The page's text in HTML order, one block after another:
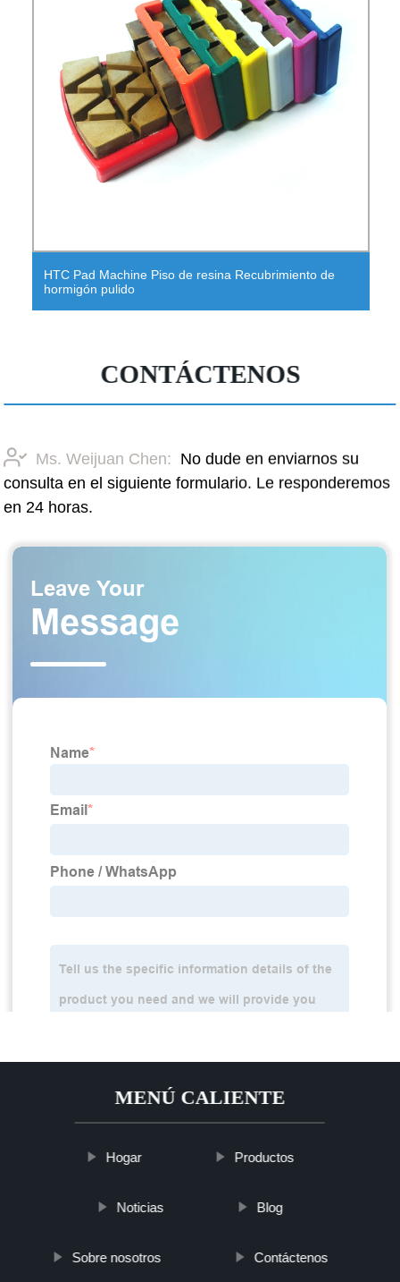
HTC Pad Machine Piso de resina Recubrimiento de
hormigón pulido
CONTÁCTENOS
Ms. Weijuan Chen: No dude en enviarnos su
consulta en el siguiente formulario. Le responderemos
en 24 horas.
MENÚ CALIENTE
Hogar Productos
Noticias Blog
Sobre nosotros Contáctenos